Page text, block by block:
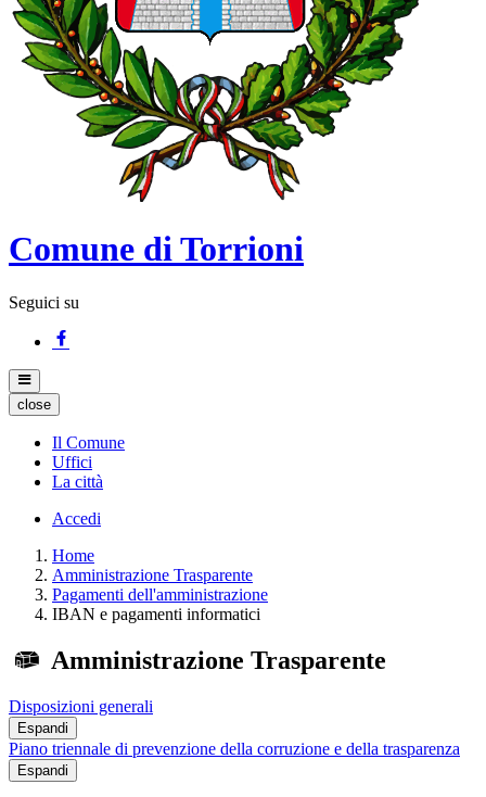
Comune di Torrioni
Seguici su
close
Il Comune
Uffici
La città
Accedi
Home
Amministrazione Trasparente
Pagamenti dell'amministrazione
IBAN e pagamenti informatici
Amministrazione Trasparente
Disposizioni generali
Espandi
Piano triennale di prevenzione della corruzione e della trasparenza
Espandi